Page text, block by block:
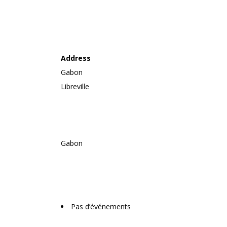
Address
Gabon
Libreville
Gabon
Pas d’événements